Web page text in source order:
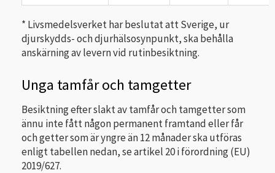
* Livsmedelsverket har beslutat att Sverige, ur
djurskydds- och djurhälsosynpunkt, ska behålla
anskärning av levern vid rutinbesiktning.
Unga tamfår och tamgetter
Besiktning efter slakt av tamfår och tamgetter som
ännu inte fått någon permanent framtand eller får
och getter som är yngre än 12 månader ska utföras
enligt tabellen nedan, se artikel 20 i förordning (EU)
2019/627.